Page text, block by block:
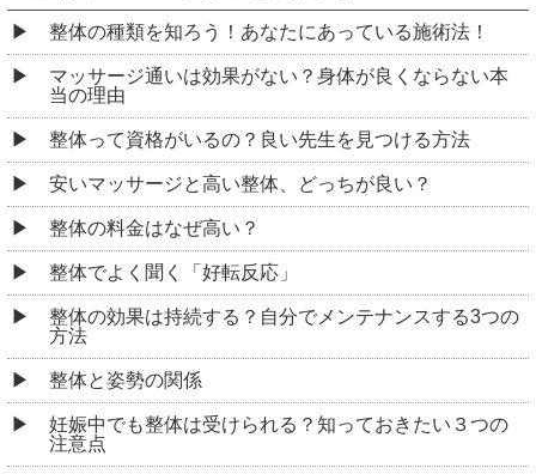
整体の種類を知ろう！あなたにあっている施術法！
マッサージ通いは効果がない？身体が良くならない本
当の理由
整体って資格がいるの？良い先生を見つける方法
安いマッサージと高い整体、どっちが良い？
整体の料金はなぜ高い？
整体でよく聞く「好転反応」
整体の効果は持続する？自分でメンテナンスする3つの
方法
整体と姿勢の関係
妊娠中でも整体は受けられる？知っておきたい３つの
注意点